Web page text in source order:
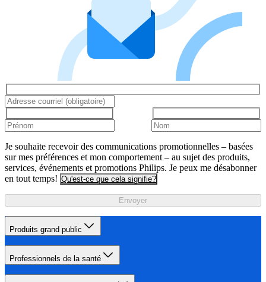
Je souhaite recevoir des communications promotionnelles – basées
sur mes préférences et mon comportement – au sujet des produits,
services, événements et promotions Philips. Je peux me désabonner
en tout temps! Qu'est-ce que cela signifie?
Envoyer
Produits grand public
Professionnels de la santé